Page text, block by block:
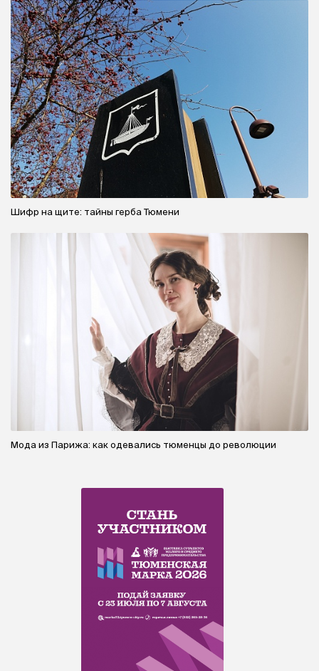
Шифр на щите: тайны герба Тюмени
Мода из Парижа: как одевались тюменцы до революции